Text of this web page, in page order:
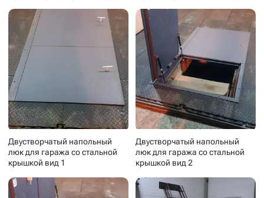
Двустворчатый напольный
люк для гаража со стальной
крышкой вид 1
Двустворчатый напольный
люк для гаража со стальной
крышкой вид 2